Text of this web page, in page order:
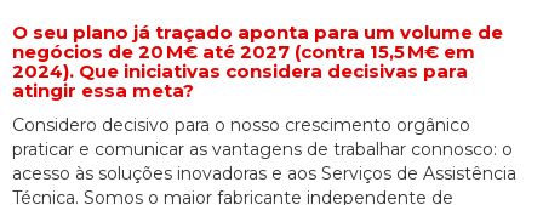
O seu plano já traçado aponta para um volume de
negócios de 20 M€ até 2027 (contra 15,5 M€ em
2024). Que iniciativas considera decisivas para
atingir essa meta?
Considero decisivo para o nosso crescimento orgânico
praticar e comunicar as vantagens de trabalhar connosco: o
acesso às soluções inovadoras e aos Serviços de Assistência
Técnica. Somos o maior fabricante independente de